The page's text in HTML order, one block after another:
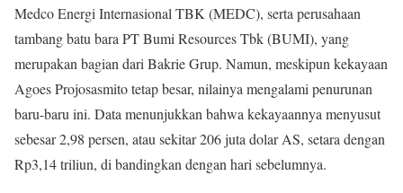
Medco Energi Internasional TBK (MEDC), serta perusahaan
tambang batu bara PT Bumi Resources Tbk (BUMI), yang
merupakan bagian dari Bakrie Grup. Namun, meskipun kekayaan
Agoes Projosasmito tetap besar, nilainya mengalami penurunan
baru-baru ini. Data menunjukkan bahwa kekayaannya menyusut
sebesar 2,98 persen, atau sekitar 206 juta dolar AS, setara dengan
Rp3,14 triliun, di bandingkan dengan hari sebelumnya.